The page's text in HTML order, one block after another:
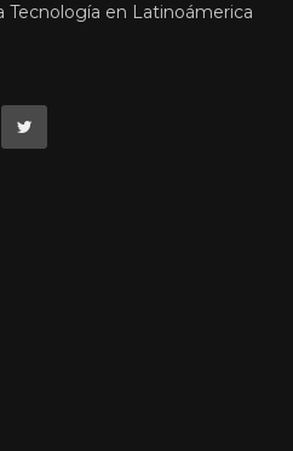
Tecnología en Latinoámerica